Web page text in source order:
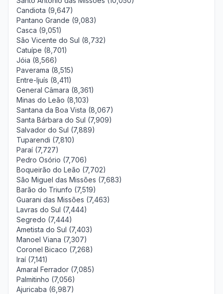
Candiota (9,647)
Pantano Grande (9,083)
Casca (9,051)
São Vicente do Sul (8,732)
Catuípe (8,701)
Jóia (8,566)
Paverama (8,515)
Entre-Ijuís (8,411)
General Câmara (8,361)
Minas do Leão (8,103)
Santana da Boa Vista (8,067)
Santa Bárbara do Sul (7,909)
Salvador do Sul (7,889)
Tuparendi (7,810)
Paraí (7,727)
Pedro Osório (7,706)
Boqueirão do Leão (7,702)
São Miguel das Missões (7,683)
Barão do Triunfo (7,519)
Guarani das Missões (7,463)
Lavras do Sul (7,444)
Segredo (7,444)
Ametista do Sul (7,403)
Manoel Viana (7,307)
Coronel Bicaco (7,268)
Iraí (7,141)
Amaral Ferrador (7,085)
Palmitinho (7,056)
Ajuricaba (6,987)